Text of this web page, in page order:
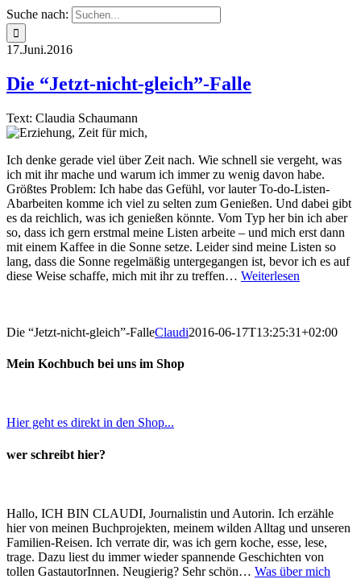
Suche nach:
17.Juni.2016
Die “Jetzt-nicht-gleich”-Falle
Text: Claudia Schaumann
Ich denke gerade viel über Zeit nach. Wie schnell sie vergeht, was
ich mit ihr mache und warum ich immer zu wenig davon habe.
Größtes Problem: Ich habe das Gefühl, vor lauter To-do-Listen-
Abarbeiten komme ich viel zu selten zum Genießen. Und dabei gibt
es da reichlich, was ich genießen könnte. Vom Typ her bin ich aber
so, dass ich gern erstmal meine Listen arbeite – und mich erst dann
mit einem Kaffee in die Sonne setze. Leider sind meine Listen so
lang, dass die Sonne regelmäßig untergegangen ist, bevor ich es auf
diese Weise schaffe, mich mit ihr zu treffen… Weiterlesen
Die “Jetzt-nicht-gleich”-FalleClaudi2016-06-17T13:25:31+02:00
Mein Kochbuch bei uns im Shop
Hier geht es direkt in den Shop...
wer schreibt hier?
Hallo, ICH BIN CLAUDI, Journalistin und Autorin. Ich erzähle
hier von meinen Buchprojekten, meinem wilden Alltag und unseren
Familien-Reisen. Ich verrate dir, was ich gern koche, esse, lese,
trage. Dazu liest du immer wieder spannende Geschichten von
tollen GastautorInnen. Neugierig? Sehr schön… Was über mich